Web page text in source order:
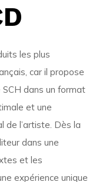
les plus
car il propose
dans un format
et une
de l’artiste. Dès la
dans une
et les
expérience unique